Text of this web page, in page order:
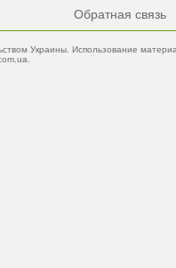
Обратная связь
Украины. Использование